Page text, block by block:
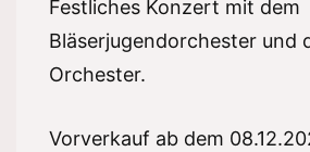
Festliches Konzert mit dem
Bläserjugendorchester und
Orchester.
Vorverkauf ab dem